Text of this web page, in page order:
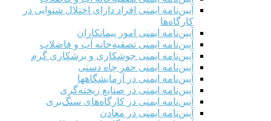
آیین‌نامه ایمنی افراد دارای اختلال شنوایی در
کارگاه‌ها
آیین‌نامه ایمنی امور پیمانکاران
آیین‌نامه ایمنی تصفیه‌خانه آب و فاضلاب
آیین‌نامه ایمنی جوشکاری و برشکاری گرم
آیین‌نامه ایمنی حفر چاه دستی
آیین‌نامه ایمنی در آزمایشگاهها
آیین‌نامه ایمنی در صنایع ریخته‌گری
آیین‌نامه ایمنی در کارگاه‌های سنگ‌بری
آیین‌نامه ایمنی در معادن